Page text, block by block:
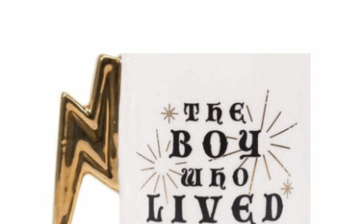
Kούπα Harry Potter